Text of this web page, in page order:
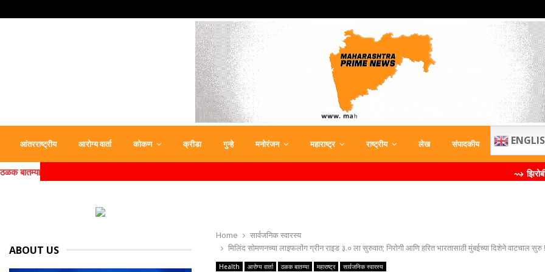
आंतरराष्ट्रीय आरोग्य वार्ता कोकण क्रीडा गुन्हे मनोरंजन महाराष्ट्र राष्ट्रीय लेख संपादकीय
ठळक बातम्या ⇝ झिरोबीने केली
Home
सार्वजनिक स्वारस्य
मिलिंद सोमणनच्या लाइफलोंग ग्रीन राइड ३.० ला सुरुवात; निरोगी आणि हरित भारतासाठी मुंबईच्या दिशेने वाटचाल सुरु !
Health आरोग्य वार्ता ठळक बातम्या महाराष्ट्र सार्वजनिक स्वारस्य
ABOUT US